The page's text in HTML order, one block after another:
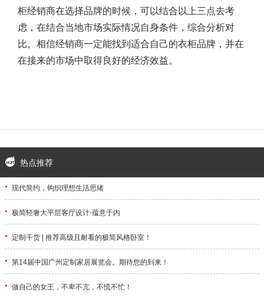
柜经销商在选择品牌的时候，可以结合以上三点去考
虑，在结合当地市场实际情况自身条件，综合分析对
比。相信经销商一定能找到适合自己的衣柜品牌，并在
在接来的市场中取得良好的经济效益。
热点推荐
· 现代简约，钩织理想生活思绪
· 极简轻奢大平层客厅设计·蕴意于内
· 定制干货 | 推荐高级且耐看的极简风格卧室！
· 第14届中国广州定制家居展览会。期待您的到来！
· 做自己的女王，不卑不亢，不慌不忙！